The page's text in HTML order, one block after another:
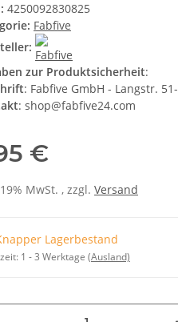
4250092830825
Fabfive
zur Produktsicherheit:
: Fabfive GmbH - Langstr.
: shop@fabfive24.com
€
MwSt. , zzgl. Versand
Lagerbestand
1 - 3 Werktage (Ausland)